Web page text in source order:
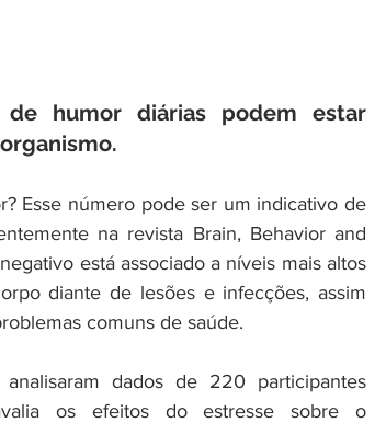
de humor diárias podem estar
Esse número pode ser um indicativo de
na revista Brain, Behavior and
está associado a níveis mais altos
diante de lesões e infecções, assim
comuns de saúde.
dados de 220 participantes
os efeitos do estresse sobre o